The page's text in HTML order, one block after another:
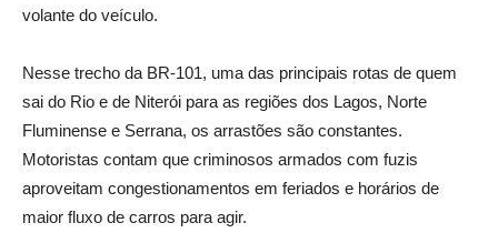
volante do veículo.
Nesse trecho da BR-101, uma das principais rotas de quem
sai do Rio e de Niterói para as regiões dos Lagos, Norte
Fluminense e Serrana, os arrastões são constantes.
Motoristas contam que criminosos armados com fuzis
aproveitam congestionamentos em feriados e horários de
maior fluxo de carros para agir.